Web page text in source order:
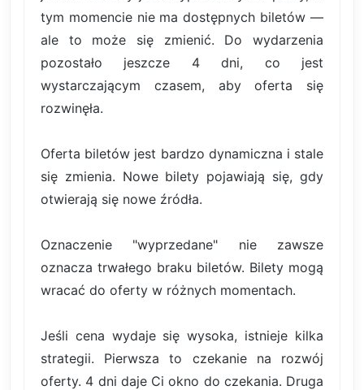
tym momencie nie ma dostępnych biletów —
ale to może się zmienić. Do wydarzenia
pozostało jeszcze 4 dni, co jest
wystarczającym czasem, aby oferta się
rozwinęła.
Oferta biletów jest bardzo dynamiczna i stale
się zmienia. Nowe bilety pojawiają się, gdy
otwierają się nowe źródła.
Oznaczenie "wyprzedane" nie zawsze
oznacza trwałego braku biletów. Bilety mogą
wracać do oferty w różnych momentach.
Jeśli cena wydaje się wysoka, istnieje kilka
strategii. Pierwsza to czekanie na rozwój
oferty. 4 dni daje Ci okno do czekania. Druga